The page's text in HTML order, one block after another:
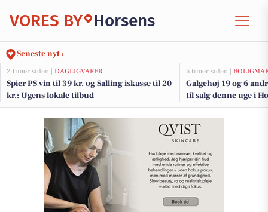
VORES BY Horsens
Seneste nyt ›
2 timer siden | DAGLIGVARER
Spier PS vin til 39 kr. og Salling iskasse til 20
kr.: Ugens lokale tilbud
5 timer siden |
Galgehøj 19 og 6
til salg denne uge i
her.